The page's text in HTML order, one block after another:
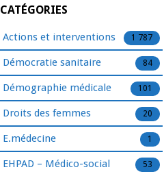
CATÉGORIES
Actions et interventions 1 787
Démocratie sanitaire 84
Démographie médicale 101
Droits des femmes 20
E.médecine 1
EHPAD – Médico-social 53